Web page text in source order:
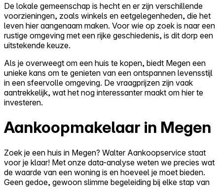
De lokale gemeenschap is hecht en er zijn verschillende
voorzieningen, zoals winkels en eetgelegenheden, die het
leven hier aangenaam maken. Voor wie op zoek is naar een
rustige omgeving met een rijke geschiedenis, is dit dorp een
uitstekende keuze.
Als je overweegt om een huis te kopen, biedt Megen een
unieke kans om te genieten van een ontspannen levensstijl
in een sfeervolle omgeving. De vraagprijzen zijn vaak
aantrekkelijk, wat het nog interessanter maakt om hier te
investeren.
Aankoopmakelaar in Megen
Zoek je een huis in Megen? Walter Aankoopservice staat
voor je klaar! Met onze data-analyse weten we precies wat
de waarde van een woning is en hoeveel je moet bieden.
Geen gedoe, gewoon slimme begeleiding bij elke stap van